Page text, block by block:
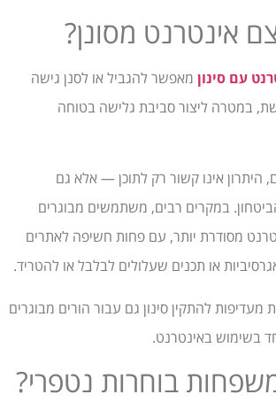
אינטרנט מסונן?
עם סינון מאפשר להגביל או לסנן גישה
במטרה ליצור סביבת גלישה בטוחה
היתרון אינו קשור רק לתוכן — אלא גם
במקרים רבים, משתמשים מבוגרים
מסודרת יותר, עם פחות חשיפה לאתרים
או תכנים שעלולים לבלבל או להטריד.
להתקין סינון גם עבור הורים מבוגרים
בשימוש באינטרנט.
בוחרות נטפרי?